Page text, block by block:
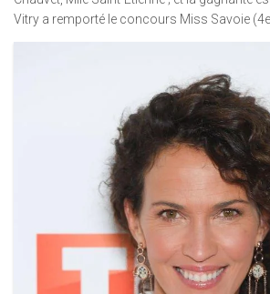
Vitry a remporté le concours Miss Savoie